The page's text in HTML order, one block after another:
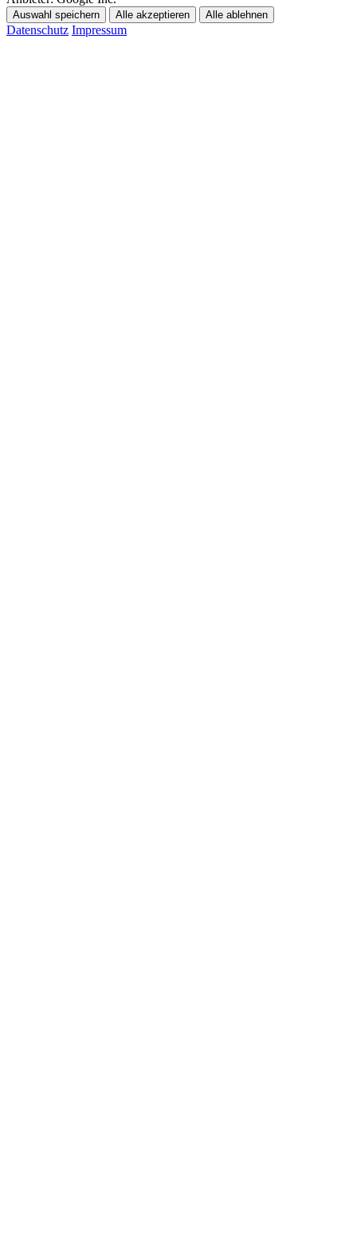
Auswahl speichern Alle akzeptieren Alle ablehnen
Datenschutz Impressum